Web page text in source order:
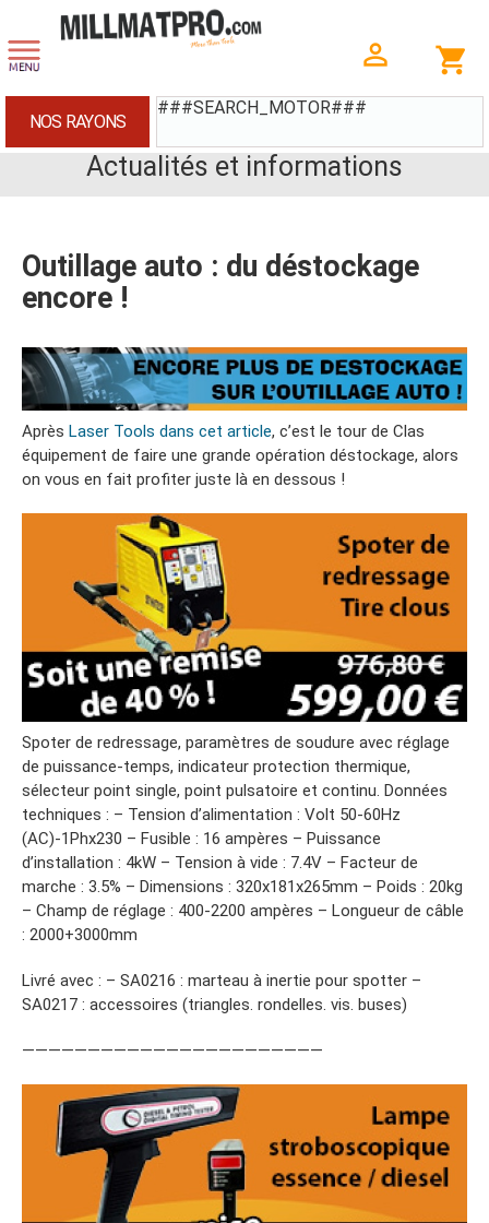
###SEARCH_MOTOR###
NOS RAYONS
Actualités et informations
Outillage auto : du déstockage
encore !
Après Laser Tools dans cet article, c’est le tour de Clas
équipement de faire une grande opération déstockage, alors
on vous en fait profiter juste là en dessous !
Spoter de redressage, paramètres de soudure avec réglage
de puissance-temps, indicateur protection thermique,
sélecteur point single, point pulsatoire et continu. Données
techniques : – Tension d’alimentation : Volt 50-60Hz
(AC)-1Phx230 – Fusible : 16 ampères – Puissance
d’installation : 4kW – Tension à vide : 7.4V – Facteur de
marche : 3.5% – Dimensions : 320x181x265mm – Poids : 20kg
– Champ de réglage : 400-2200 ampères – Longueur de câble
: 2000+3000mm
Livré avec : – SA0216 : marteau à inertie pour spotter –
SA0217 : accessoires (triangles. rondelles. vis. buses)
———————————————————————